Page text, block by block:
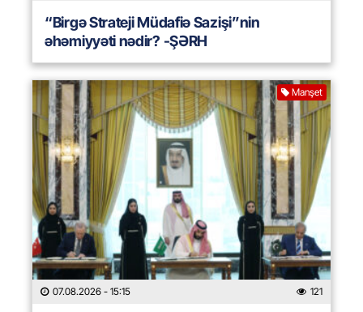
“Birgə Strateji Müdafiə Sazişi”nin
əhəmiyyəti nədir? -ŞƏRH
Manşet
07.08.2026 - 15:15 121